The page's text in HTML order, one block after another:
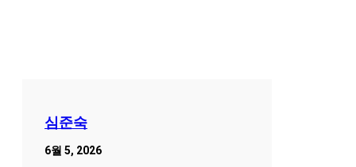
심준숙
6월 5, 2026